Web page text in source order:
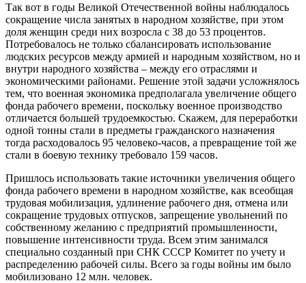
Так вот в годы Великой Отечественной войны наблюдалось
сокращение числа занятых в народном хозяйстве, при этом
доля женщин среди них возросла с 38 до 53 процентов.
Потребовалось не только сбалансировать использование
людских ресурсов между армией и народным хозяйством, но и
внутри народного хозяйства – между его отраслями и
экономическими районами. Решение этой задачи усложнялось
тем, что военная экономика предполагала увеличение общего
фонда рабочего времени, поскольку военное производство
отличается большей трудоемкостью. Скажем, для переработки
одной тонны стали в предметы гражданского назначения
тогда расходовалось 95 человеко-часов, а превращение той же
стали в боевую технику требовало 159 часов.
Пришлось использовать такие источники увеличения общего
фонда рабочего времени в народном хозяйстве, как всеобщая
трудовая мобилизация, удлинение рабочего дня, отмена или
сокращение трудовых отпусков, запрещение увольнений по
собственному желанию с предприятий промышленности,
повышение интенсивности труда. Всем этим занимался
специально созданный при СНК СССР Комитет по учету и
распределению рабочей силы. Всего за годы войны им было
мобилизовано 12 млн. человек.